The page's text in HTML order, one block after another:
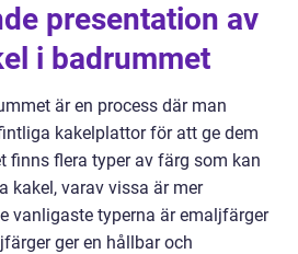
presentation av
i badrummet
är en process där man
kakelplattor för att ge dem
finns flera typer av färg som kan
kakel, varav vissa är mer
vanligaste typerna är emaljfärger
ger en hållbar och